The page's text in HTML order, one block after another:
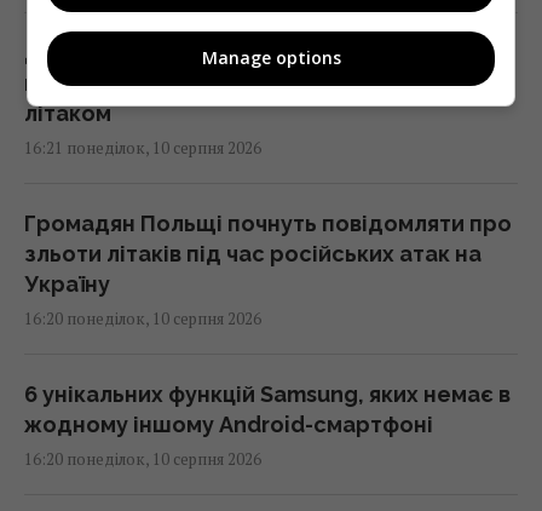
Дрон із вибухівкою в Лейпцигу: ЗМІ пишуть
про нові деталі інциденту з українським
літаком
16:21 понеділок, 10 серпня 2026
Громадян Польщі почнуть повідомляти про
зльоти літаків під час російських атак на
Україну
16:20 понеділок, 10 серпня 2026
6 унікальних функцій Samsung, яких немає в
жодному іншому Android-смартфоні
16:20 понеділок, 10 серпня 2026
Manage options